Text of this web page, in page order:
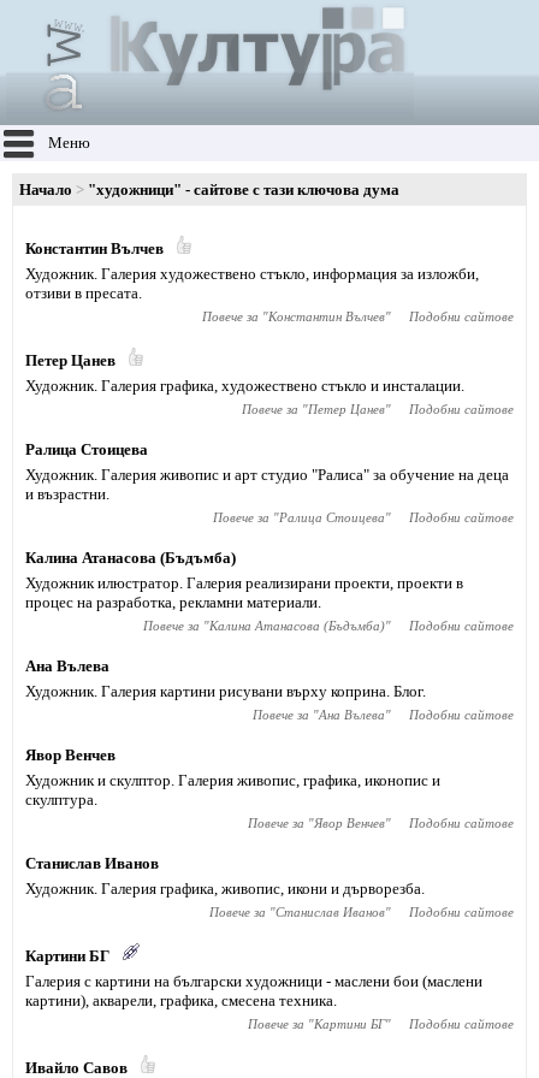
Меню
Начало "художници" - сайтове с тази ключова дума
Константин Вълчев
Художник. Галерия художествено стъкло, информация за изложби,
отзиви в пресата.
Повече за "Константин Вълчев" Подобни сайтове
Петер Цанев
Художник. Галерия графика, художествено стъкло и инсталации.
Повече за "Петер Цанев" Подобни сайтове
Ралица Стоицева
Художник. Галерия живопис и арт студио "Ралиса" за обучение на деца
и възрастни.
Повече за "Ралица Стоицева" Подобни сайтове
Калина Атанасова (Бъдъмба)
Художник илюстратор. Галерия реализирани проекти, проекти в
процес на разработка, рекламни материали.
Повече за "Калина Атанасова (Бъдъмба)" Подобни сайтове
Ана Вълева
Художник. Галерия картини рисувани върху коприна. Блог.
Повече за "Ана Вълева" Подобни сайтове
Явор Венчев
Художник и скулптор. Галерия живопис, графика, иконопис и
скулптура.
Повече за "Явор Венчев" Подобни сайтове
Станислав Иванов
Художник. Галерия графика, живопис, икони и дърворезба.
Повече за "Станислав Иванов" Подобни сайтове
Картини БГ
Галерия с картини на български художници - маслени бои (маслени
картини), акварели, графика, смесена техника.
Повече за "Картини БГ" Подобни сайтове
Ивайло Савов